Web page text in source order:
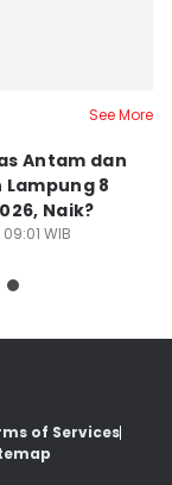
See More
Antam dan
8
Naik?
WIB
of Services